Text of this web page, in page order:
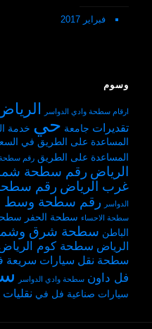
فبراير 2017
وسوم
ارقام سطحة وادي الدواسر
تقديرات جامعة حي خدمة
المساعدة على الطريق في
المساعدة على الطريق رقم سطحة
الرياض رقم سطحة
غرب الرياض رقم
الدواسر
رقم سطحة وسط
سطحة الاحساء سطحة الحفر
الباطن سطحة شرق
الرياض سطحة كوم
سطحة نقل سيارات سريعة
فل داون سطحة وادي الدواسر
سيارات صناعية فل في نقليات